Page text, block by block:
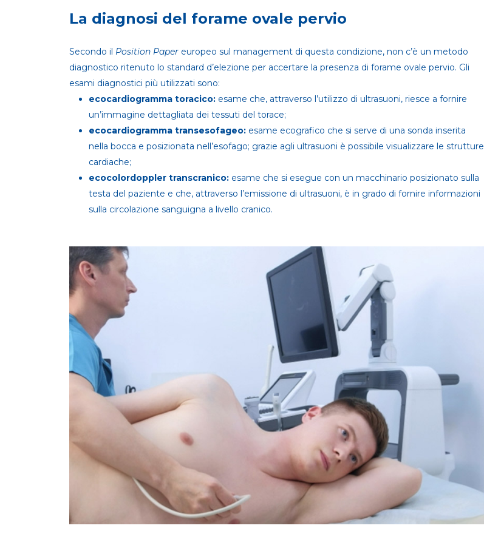
La diagnosi del forame ovale pervio
Secondo il Position Paper europeo sul management di questa condizione, non c’è un metodo
diagnostico ritenuto lo standard d’elezione per accertare la presenza di forame ovale pervio. Gli
esami diagnostici più utilizzati sono:
ecocardiogramma toracico: esame che, attraverso l’utilizzo di ultrasuoni, riesce a fornire
un’immagine dettagliata dei tessuti del torace;
ecocardiogramma transesofageo: esame ecografico che si serve di una sonda inserita
nella bocca e posizionata nell’esofago; grazie agli ultrasuoni è possibile visualizzare le strutture
cardiache;
ecocolordoppler transcranico: esame che si esegue con un macchinario posizionato sulla
testa del paziente e che, attraverso l’emissione di ultrasuoni, è in grado di fornire informazioni
sulla circolazione sanguigna a livello cranico.